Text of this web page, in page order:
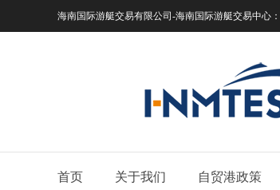
海南国际游艇交易有限公司-海南国际游艇交易中心：
首页 关于我们 自贸港政策